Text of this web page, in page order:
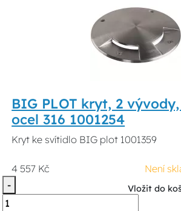
BIG PLOT kryt, 2
ocel 316 1001254
Kryt ke svítidlo BIG plot 1001359
4 557 Kč
Není
-
Vložit do